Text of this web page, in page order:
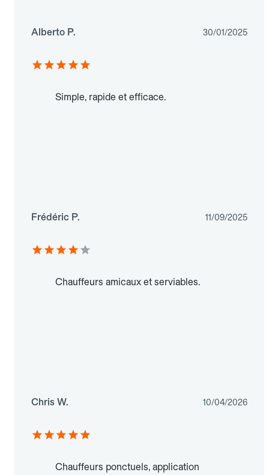
Alberto P. 30/01/2025
Simple, rapide et efficace.
Frédéric P. 11/09/2025
Chauffeurs amicaux et serviables.
Chris W. 10/04/2026
Chauffeurs ponctuels, application